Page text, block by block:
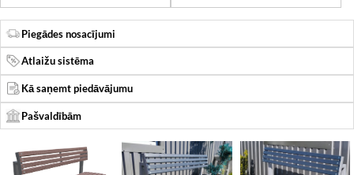
Piegādes nosacījumi
Atlaižu sistēma
Kā saņemt piedāvājumu
Pašvaldībām